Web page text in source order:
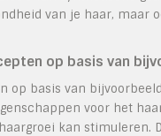
van je haar,
op basis van
basis van
voor het
kan stimuleren.